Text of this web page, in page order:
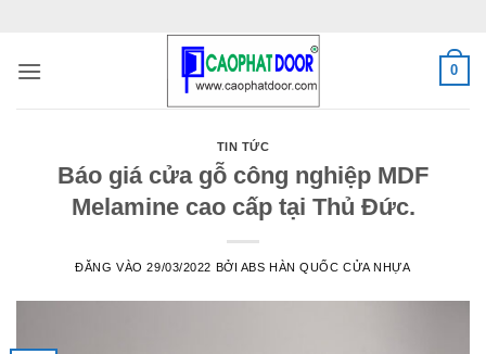
nội
0
TIN TỨC
Báo giá cửa gỗ công nghiệp MDF
Melamine cao cấp tại Thủ Đức.
ĐĂNG VÀO29/03/2022 BỞI ABS HÀN QUỐC CỬA NHỰA